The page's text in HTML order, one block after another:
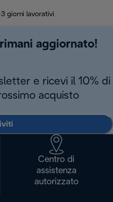
giorni lavorativi
aggiornato!
e ricevi il 10% di
acquisto
Centro di
assistenza
autorizzato